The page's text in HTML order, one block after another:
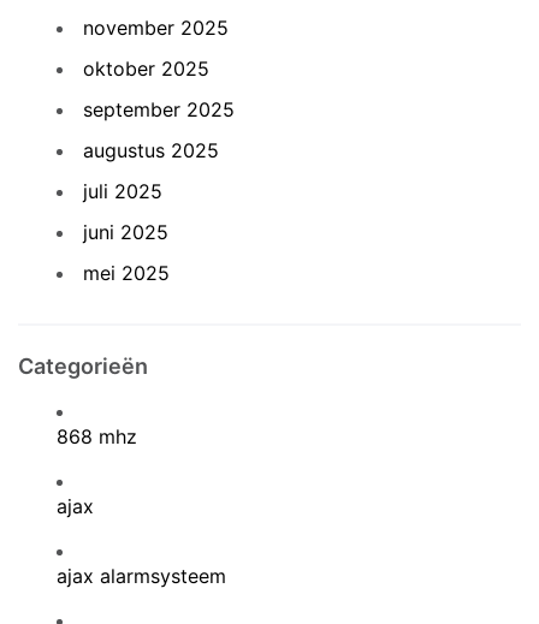
november 2025
oktober 2025
september 2025
augustus 2025
juli 2025
juni 2025
mei 2025
Categorieën
868 mhz
ajax
ajax alarmsysteem